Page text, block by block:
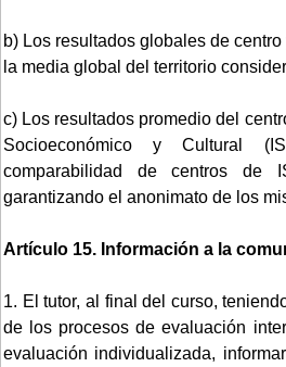
b) Los resultados globales de
la media global del territorio
c) Los resultados promedio del
Socioeconómico y Cultural
comparabilidad de centros de
garantizando el anonimato de los
Artículo 15. Información a la
1. El tutor, al final del curso,
de los procesos de evaluación
evaluación individualizada,